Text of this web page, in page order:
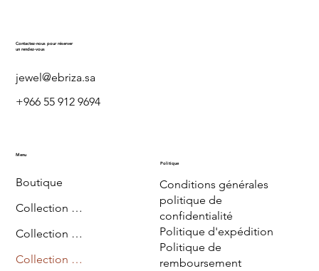
Contactez-nous pour réserver
un rendez-vous
jewel@ebriza.sa
+966 55 912 9694
Menu
Boutique
Collection Diriyah
Collection Sharma
Collection Najd
Politique
Conditions générales
politique de
confidentialité
Politique d'expédition
Politique de
remboursement